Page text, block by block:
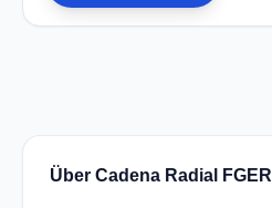
Über Cadena Radial FGER